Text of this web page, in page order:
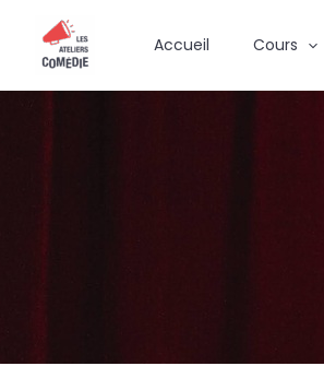
contenu
Accueil Cours